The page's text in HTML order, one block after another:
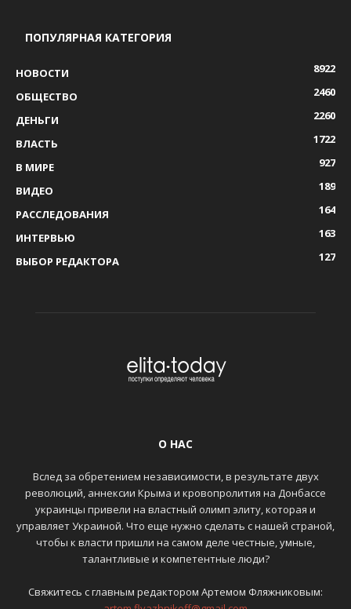
ПОПУЛЯРНАЯ КАТЕГОРИЯ
НОВОСТИ
8922
ОБЩЕСТВО
2460
ДЕНЬГИ
2260
ВЛАСТЬ
1722
В МИРЕ
927
ВИДЕО
189
РАССЛЕДОВАНИЯ
164
ИНТЕРВЬЮ
163
ВЫБОР РЕДАКТОРА
127
О НАС
Вслед за обретением независимости, в результате двух
революций, аннексии Крыма и кровопролития на Донбассе
украинцы привели на властный олимп элиту, которая и
управляет Украиной. Что еще нужно сделать с нашей страной,
чтобы к власти пришли на самом деле честные, умные,
талантливые и компетентные люди?
Свяжитесь с главным редактором Артемом Фляжниковым: